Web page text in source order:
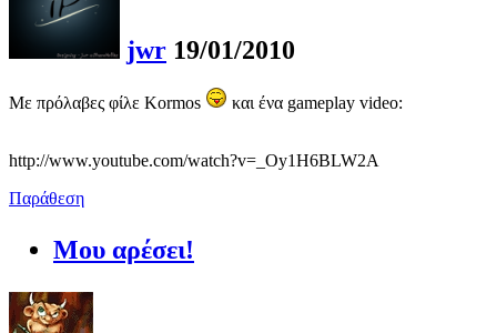
jwr 19/01/2010
Με πρόλαβες φίλε Kormos και ένα gameplay video:
http://www.youtube.com/watch?v=_Oy1H6BLW2A
Παράθεση
Μου αρέσει!